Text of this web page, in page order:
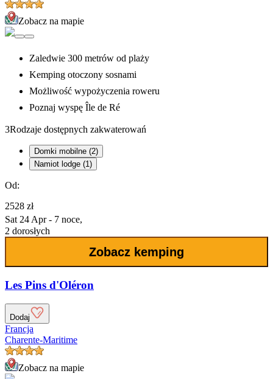
Zobacz na mapie
Zaledwie 300 metrów od plaży
Kemping otoczony sosnami
Możliwość wypożyczenia roweru
Poznaj wyspę Île de Ré
3Rodzaje dostępnych zakwaterowań
Domki mobilne (2)
Namiot lodge (1)
Od:
2528 zł
Sat 24 Apr - 7 noce,
2 dorosłych
Zobacz kemping
Les Pins d'Oléron
Dodaj
Francja
Charente-Maritime
Zobacz na mapie